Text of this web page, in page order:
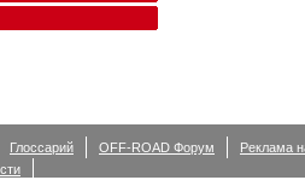
Глоссарий OFF-ROAD Форум
Реклама